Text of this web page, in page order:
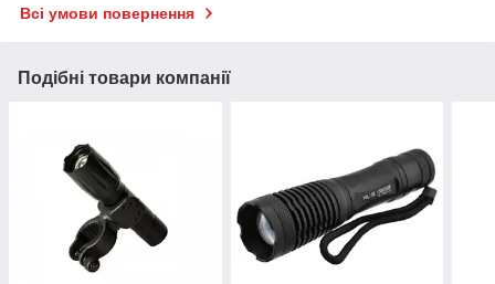
Всі умови повернення
Подібні товари компанії